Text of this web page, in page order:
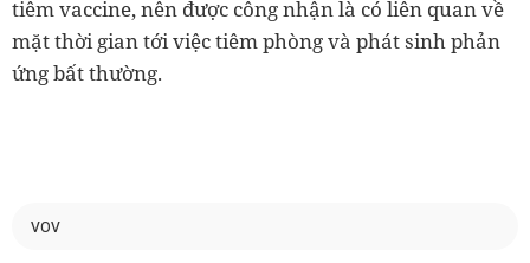
tiêm vaccine, nên được công nhận là có liên quan về
mặt thời gian tới việc tiêm phòng và phát sinh phản
ứng bất thường.
VOV